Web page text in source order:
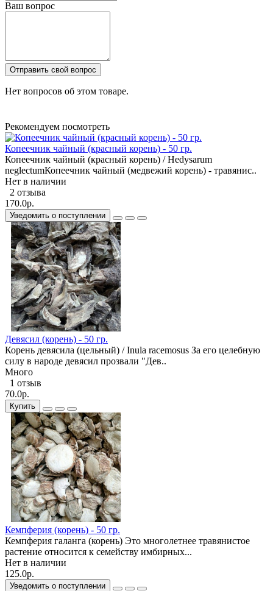
Ваш вопрос
Отправить свой вопрос
Нет вопросов об этом товаре.
Рекомендуем посмотреть
Копеечник чайный (красный корень) - 50 гр.
Копеечник чайный (красный корень) / Hedysarum
neglectumКопеечник чайный (медвежий корень) - травянис..
Нет в наличии
2 отзыва
170.0р.
Уведомить о поступлении
Девясил (корень) - 50 гр.
Корень девясила (цельный) / Inula racemosus За его целебную
силу в народе девясил прозвали "Дев..
Много
1 отзыв
70.0р.
Купить
Кемпферия (корень) - 50 гр.
Кемпферия галанга (корень) Это многолетнее травянистое
растение относится к семейству имбирных...
Нет в наличии
125.0р.
Уведомить о поступлении